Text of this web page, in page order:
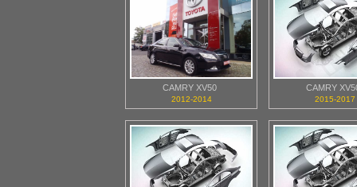
CAMRY XV50
2012-2014
CAMRY
2015-2017